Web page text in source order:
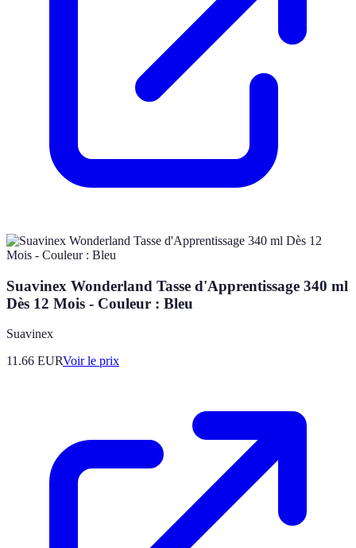
Suavinex Wonderland Tasse d'Apprentissage 340 ml
Dès 12 Mois - Couleur : Bleu
Suavinex
11.66 EURVoir le prix